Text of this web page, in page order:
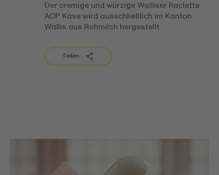
Der cremige und würzige Walliser Raclette
AOP Käse wird ausschließlich im Kanton
Wallis aus Rohmilch hergestellt.
Teilen